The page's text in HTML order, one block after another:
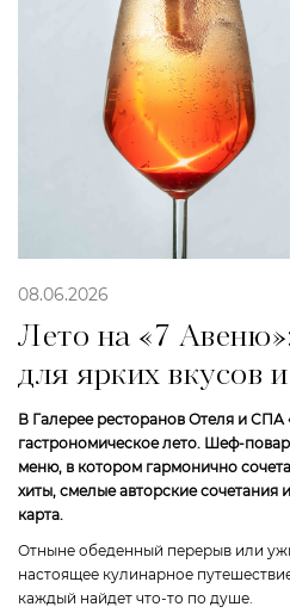
08.06.2026
Лето на «7
для ярких вкусов
В Галерее ресторанов Отеля и СПА
гастрономическое лето. Шеф-
меню, в котором гармонично
хиты, смелые авторские
карта.
Отныне обеденный перерыв или
настоящее кулинарное
каждый найдет что-то по душе.